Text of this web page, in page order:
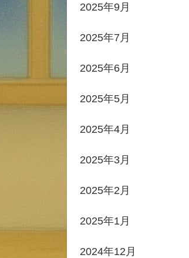
2025年9月
2025年7月
2025年6月
2025年5月
2025年4月
2025年3月
2025年2月
2025年1月
2024年12月